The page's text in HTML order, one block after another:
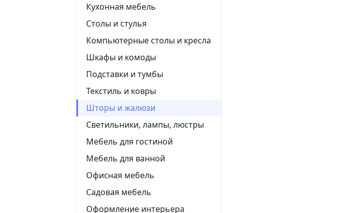
Кухонная мебель
Столы и стулья
Компьютерные столы и кресла
Шкафы и комоды
Подставки и тумбы
Текстиль и ковры
Шторы и жалюзи
Светильники, лампы, люстры
Мебель для гостиной
Мебель для ванной
Офисная мебель
Садовая мебель
Оформление интерьера